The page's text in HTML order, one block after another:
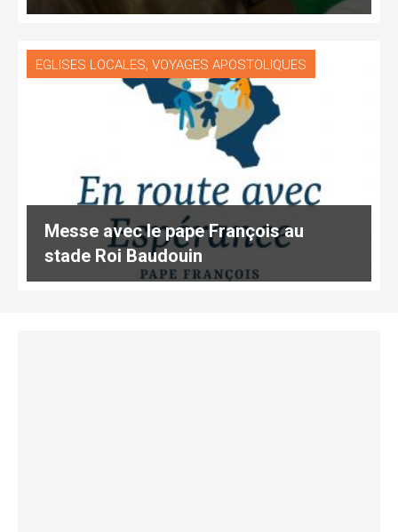
EGLISES LOCALES, VOYAGES APOSTOLIQUES
Messe avec le pape François au
stade Roi Baudouin